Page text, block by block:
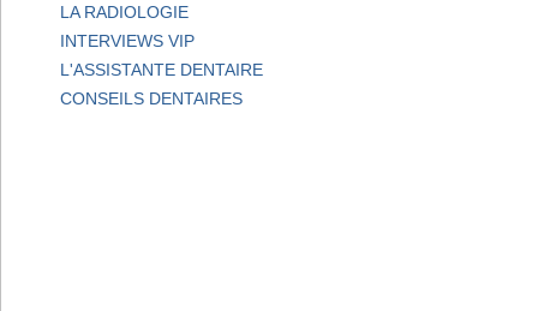
LA RADIOLOGIE
INTERVIEWS VIP
L'ASSISTANTE DENTAIRE
CONSEILS DENTAIRES